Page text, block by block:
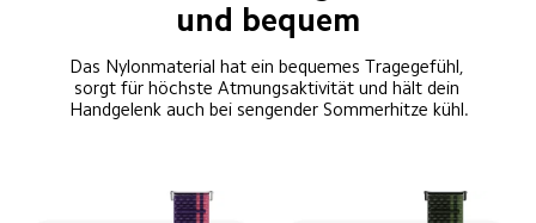
und bequem
Das Nylonmaterial hat ein bequemes Tragegefühl,
sorgt für höchste Atmungsaktivität und hält dein
Handgelenk auch bei sengender Sommerhitze kühl.